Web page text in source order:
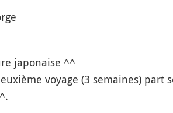
japonaise ^^
voyage (3 semaines) part